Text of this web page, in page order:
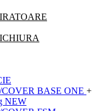
BASE ONE +
NEW